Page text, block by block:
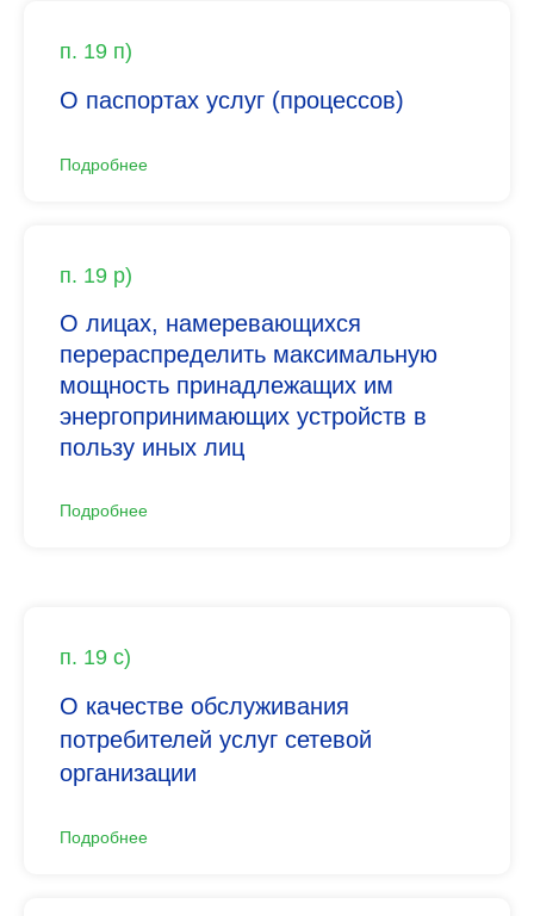
п. 19 п)
О паспортах услуг (процессов)
Подробнее
п. 19 р)
О лицах, намеревающихся
перераспределить максимальную
мощность принадлежащих им
энергопринимающих устройств в
пользу иных лиц
Подробнее
п. 19 с)
О качестве обслуживания
потребителей услуг сетевой
организации
Подробнее